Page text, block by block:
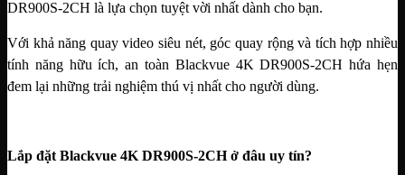
DR900S-2CH là lựa chọn tuyệt vời nhất dành cho bạn.
Với khả năng quay video siêu nét, góc quay rộng và tích hợp nhiều
tính năng hữu ích, an toàn Blackvue 4K DR900S-2CH hứa hẹn
đem lại những trải nghiệm thú vị nhất cho người dùng.
Lắp đặt Blackvue 4K DR900S-2CH ở đâu uy tín?